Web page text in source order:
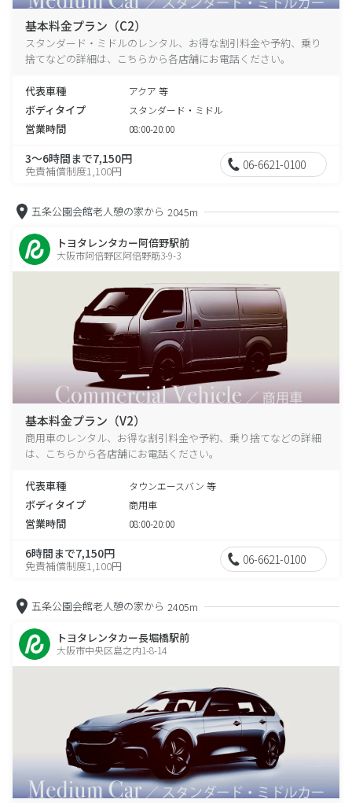
基本料金プラン（C2）
スタンダード・ミドルのレンタル、お得な割引料金や予約、乗り
捨てなどの詳細は、こちらから各店舗にお電話ください。
代表車種 アクア 等
ボディタイプ スタンダード・ミドル
営業時間 08:00-20:00
3～6時間まで7,150円
免責補償制度1,100円 06-6621-0100
五条公園会館老人憩の家から 2045m
トヨタレンタカー阿倍野駅前
大阪市阿倍野区阿倍野筋3-9-3
基本料金プラン（V2）
商用車のレンタル、お得な割引料金や予約、乗り捨てなどの詳細
は、こちらから各店舗にお電話ください。
代表車種 タウンエースバン 等
ボディタイプ 商用車
営業時間 08:00-20:00
6時間まで7,150円
免責補償制度1,100円 06-6621-0100
五条公園会館老人憩の家から 2405m
トヨタレンタカー長堀橋駅前
大阪市中央区島之内1-8-14